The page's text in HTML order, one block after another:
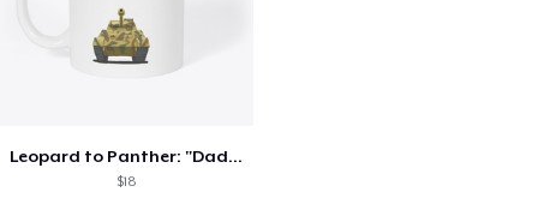
Leopard to Panther: "Daddy?"
$18